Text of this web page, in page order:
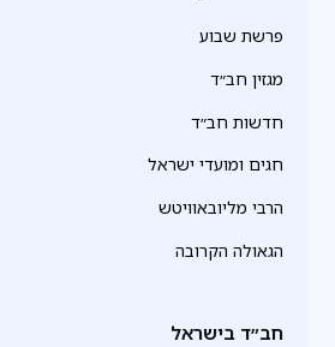
פרשת שבוע
מגזין חב״ד
חדשות חב״ד
חגים ומועדי ישראל
הרבי מליובאוויטש
הגאולה הקרובה
חב״ד בישראל